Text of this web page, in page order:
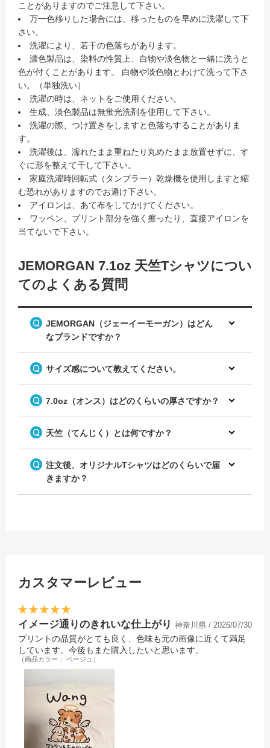
ことがありますのでご注意して下さい。
万一色移りした場合には、移ったものを早めに洗濯して下
さい。
洗濯により、若干の色落ちがあります。
濃色製品は、染料の性質上、白物や淡色物と一緒に洗うと
色が付くことがあります。 白物や淡色物とわけて洗って下さ
い。（単独洗い）
洗濯の時は、ネットをご使用ください。
生成、淡色製品は無蛍光洗剤を使用して下さい。
洗濯の際、つけ置きをしますと色落ちすることがありま
す。
洗濯後は、濡れたまま重ねたり丸めたまま放置せずに、す
ぐに形を整えて干して下さい。
家庭洗濯時回転式（タンブラー）乾燥機を使用しますと縮
む恐れがありますのでお避け下さい。
アイロンは、あて布をしてかけてください。
ワッペン、プリント部分を強く擦ったり、直接アイロンを
当てないで下さい。
JEMORGAN 7.1oz 天竺Tシャツについ
てのよくある質問
JEMORGAN（ジェーイーモーガン）はどん
なブランドですか？
サイズ感について教えてください。
7.0oz（オンス）はどのくらいの厚さですか？
天竺（てんじく）とは何ですか？
注文後、オリジナルTシャツはどのくらいで届
きますか？
カスタマーレビュー
イメージ通りのきれいな仕上がり 神奈川県 / 2026/07/30
プリントの品質がとても良く、色味も元の画像に近くて満足
しています。今後もまた購入したいと思います。
（商品カラー： ベージュ）